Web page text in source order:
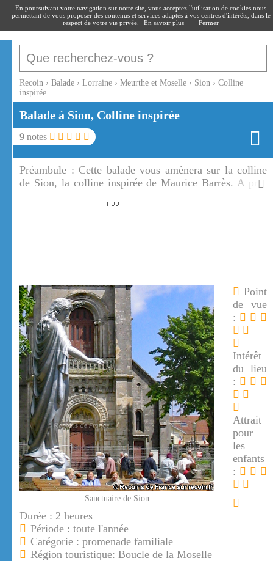
recoin.fr
Recoin › Balade › Lorraine › Meurthe et Moselle › Sion › Colline
inspirée
Balade à Sion, Colline inspirée
9 notes
Préambule : Cette balade vous amènera sur la colline
de Sion, la colline inspirée de Maurice Barrès. A près
découvrirez des paysages de terre et de ciel.
Sanctuaire de Sion
Point
de vue
:
Intérêt
du lieu
:
Attrait
pour
les
enfants
:
Durée : 2 heures
Période : toute l'année
Catégorie : promenade familiale
Région touristique: Boucle de la Moselle
En poursuivant votre navigation sur notre site, vous acceptez l'utilisation de cookies nous
permettant de vous proposer des contenus et services adaptés à vos centres d'intérêts, dans le
respect de votre vie privée.
En savoir plus Fermer